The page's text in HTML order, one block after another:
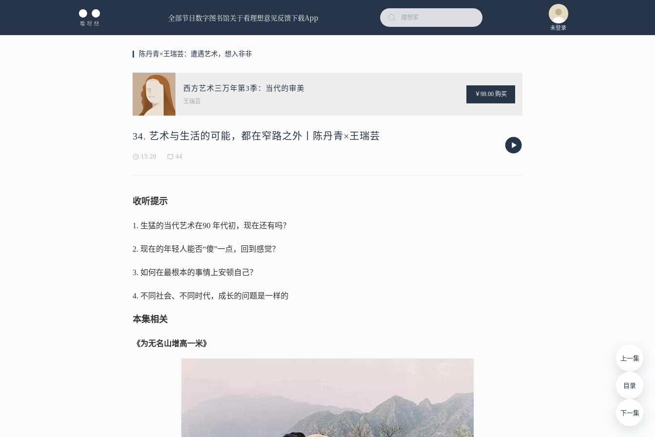
全部节目数字图书馆关于看理想意见反馈下载App
未登录
陈丹青×王瑞芸：遭遇艺术，想入非非
西方艺术三万年第3季：当代的审美
王瑞芸
￥98.00 购买
34. 艺术与生活的可能，都在窄路之外丨陈丹青×王瑞芸
15:20 44
上一集
目录
下一集
收听提示
1. 生猛的当代艺术在90 年代初，现在还有吗？
2. 现在的年轻人能否“傻”一点，回到感觉？
3. 如何在最根本的事情上安顿自己？
4. 不同社会、不同时代，成长的问题是一样的
本集相关
《为无名山增高一米》